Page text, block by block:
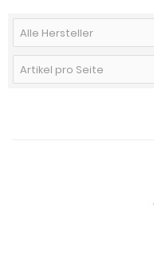
Alle Hersteller
Artikel pro Seite